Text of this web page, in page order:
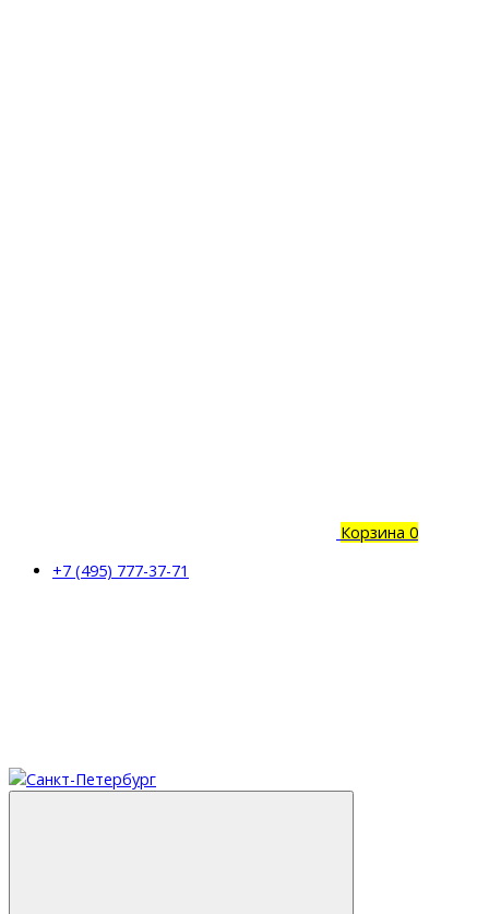
Корзина 0
+7 (495) 777-37-71